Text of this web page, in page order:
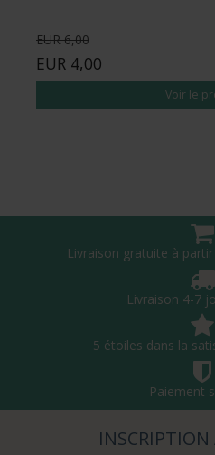
EUR 6,00
EUR 4,00
Voir le
Livraison gratuite à
Livraison 4-7
5 étoiles dans la
Paiement